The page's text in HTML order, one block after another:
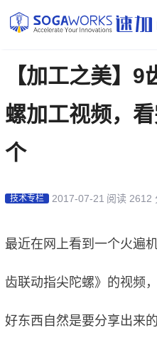
【加工之美】
螺加工视频，
个
技术专栏 2017-07-21 阅读 2612
最近在网上看到一个火遍
齿联动指尖陀螺》的视频
好东西自然是要分享出来